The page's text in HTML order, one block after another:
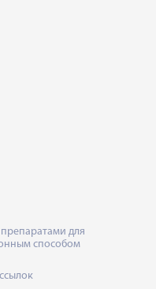
для
способом